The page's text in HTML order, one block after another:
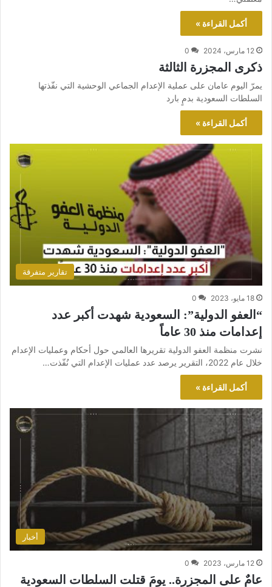
أكمل القراءة »
12 مارس، 2024 0
ذكرى المجزرة الثالثة
يمرّ اليوم عامان على عملية الإعدام الجماعي الوحشية التي نفّذتها
السلطات السعودية بدمٍ بارد
أكمل القراءة »
تقارير متفرقة
18 مايو، 2023 0
“العفو الدولية”: السعودية شهدت أكبر عدد
إعدامات منذ 30 عاماً
نشرت منظمة العفو الدولية تقريرها العالمي حول أحكام وعمليات الإعدام
خلال عام 2022، التقرير يرصد عدد عمليات الإعدام التي نُفّذت…
أكمل القراءة »
أخبار
12 مارس، 2023 0
عامٌ على المجزرة.. يومَ قتلت السلطات السعودية